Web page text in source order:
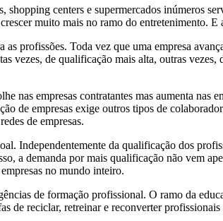
centers e supermercados inúmeros
muito mais no ramo do entretenimento. E
profissões. Toda vez que uma empresa
vezes, de qualificação mais alta, outras
nas empresas contratantes mas aumenta nas
de empresas exige outros tipos de
de empresas.
Independentemente da qualificação dos
a demanda por mais qualificação não vem
no mundo inteiro.
de formação profissional. O ramo da
de reciclar, retreinar e reconverter